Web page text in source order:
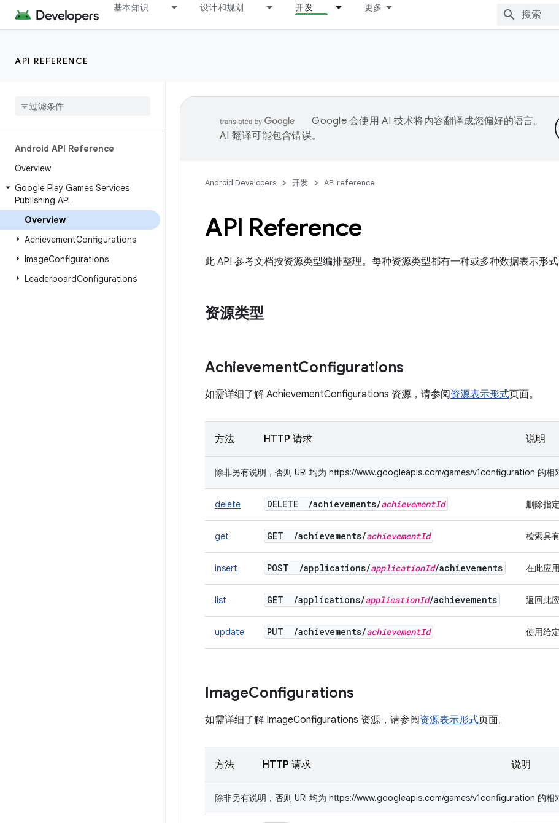
基本知识 设计和规划 开发 更多
API REFERENCE
Android API Reference
Overview
Google Play Games Services
Publishing API
Overview
AchievementConfigurations
ImageConfigurations
LeaderboardConfigurations
Google 会使用 AI 技术将内容翻译成您偏好的语言。
AI 翻译可能包含错误。
Android Developers 开发 API reference
API Reference
此 API 参考文档按资源类型编排整理。每种资源类型都有一种或多种数据表示形式
资源类型
AchievementConfigurations
如需详细了解 AchievementConfigurations 资源，请参阅资源表示形式页面。
方法 HTTP 请求 说明
除非另有说明，否则 URI 均为 https://www.googleapis.com/games/v1configuration 的相
delete DELETE /achievements/achievementId 删除指
get GET /achievements/achievementId 检索具
insert POST /applications/applicationId/achievements 在此应
list GET /applications/applicationId/achievements 返回此
update PUT /achievements/achievementId 使用给
ImageConfigurations
如需详细了解 ImageConfigurations 资源，请参阅资源表示形式页面。
方法 HTTP 请求 说明
除非另有说明，否则 URI 均为 https://www.googleapis.com/games/v1configuration 的相